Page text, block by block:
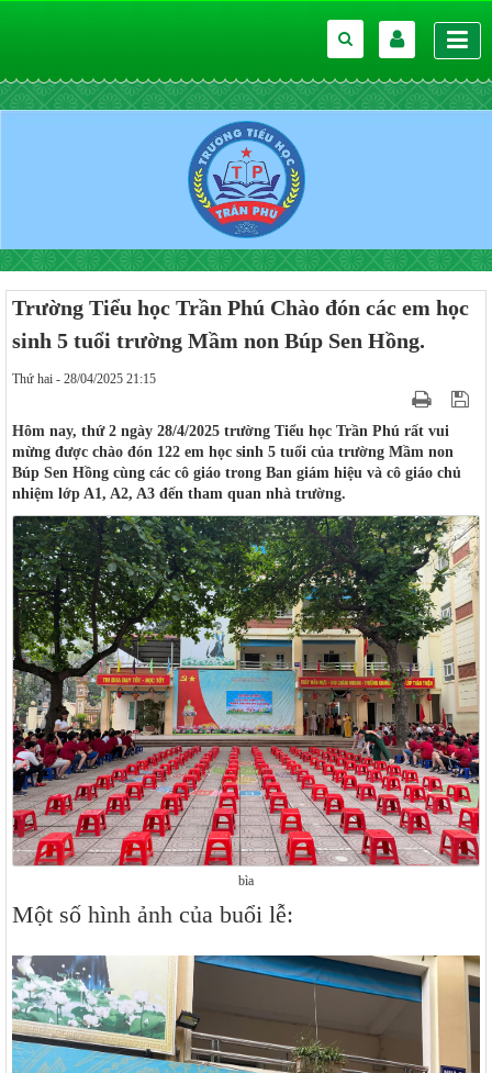
Trường Tiểu học Trần Phú Chào đón các em học
sinh 5 tuổi trường Mầm non Búp Sen Hồng.
Thứ hai - 28/04/2025 21:15
Hôm nay, thứ 2 ngày 28/4/2025 trường Tiểu học Trần Phú rất vui
mừng được chào đón 122 em học sinh 5 tuổi của trường Mầm non
Búp Sen Hồng cùng các cô giáo trong Ban giám hiệu và cô giáo chủ
nhiệm lớp A1, A2, A3 đến tham quan nhà trường.
bìa
Một số hình ảnh của buổi lễ: